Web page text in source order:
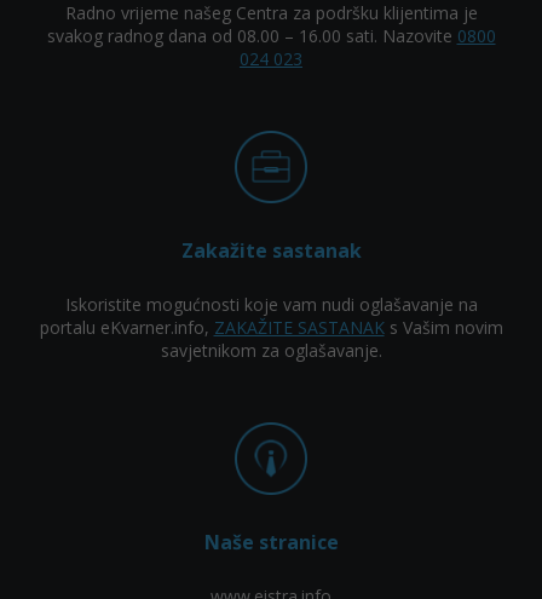
Radno vrijeme našeg Centra za podršku klijentima je
svakog radnog dana od 08.00 – 16.00 sati. Nazovite 0800
024 023
Zakažite sastanak
Iskoristite mogućnosti koje vam nudi oglašavanje na
portalu eKvarner.info, ZAKAŽITE SASTANAKs Vašim novim
savjetnikom za oglašavanje.
Naše stranice